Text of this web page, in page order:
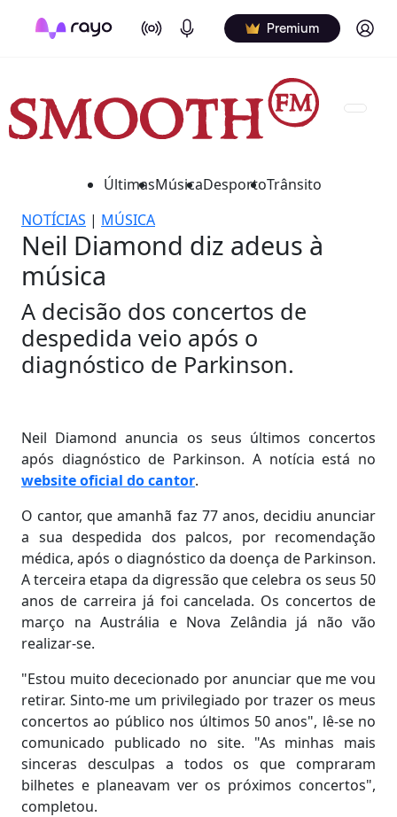
On Air Podcasts Premium Log in
ÚltimasMúsicaDesportoTrânsito
NOTÍCIAS | MÚSICA
Neil Diamond diz adeus à
música
A decisão dos concertos de
despedida veio após o
diagnóstico de Parkinson.
Neil Diamond anuncia os seus últimos concertos
após diagnóstico de Parkinson. A notícia está no
website oficial do cantor.
O cantor, que amanhã faz 77 anos, decidiu anunciar
a sua despedida dos palcos, por recomendação
médica, após o diagnóstico da doença de Parkinson.
A terceira etapa da digressão que celebra os seus 50
anos de carreira já foi cancelada. Os concertos de
março na Austrália e Nova Zelândia já não vão
realizar-se.
"Estou muito dececionado por anunciar que me vou
retirar. Sinto-me um privilegiado por trazer os meus
concertos ao público nos últimos 50 anos", lê-se no
comunicado publicado no site. "As minhas mais
sinceras desculpas a todos os que compraram
bilhetes e planeavam ver os próximos concertos",
completou.